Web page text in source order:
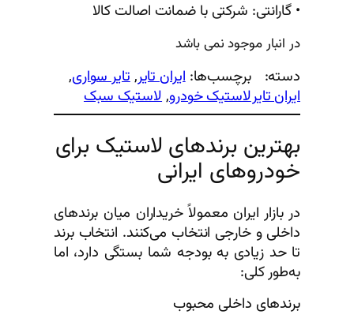
• گارانتی: شرکتی با ضمانت اصالت کالا
در انبار موجود نمی باشد
دسته:
ایران تایر
برچسب‌ها:ایران تایر, تایر سواری,
لاستیک خودرو, لاستیک سبک
بهترین برندهای لاستیک برای
خودروهای ایرانی
در بازار ایران معمولاً خریداران میان برندهای
داخلی و خارجی انتخاب می‌کنند. انتخاب برند
تا حد زیادی به بودجه شما بستگی دارد، اما
به‌طور کلی:
برندهای داخلی محبوب